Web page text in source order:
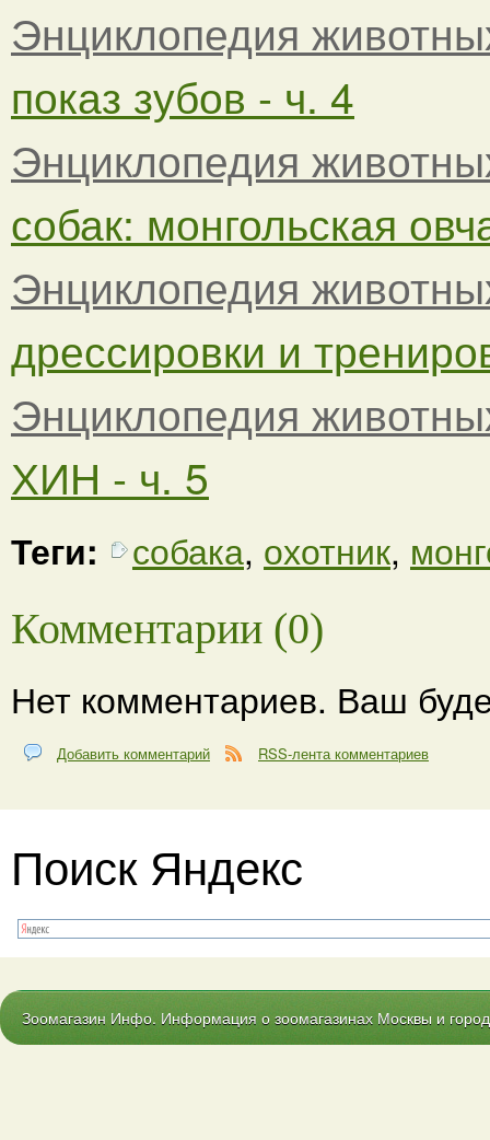
Энциклопедия
показ зубов - ч. 4
Энциклопедия
собак: монгольская
Энциклопедия
дрессировки и
Энциклопедия
ХИН - ч. 5
Теги: собака, охотник,
Комментарии (0)
Нет комментариев. Ваш
Добавить комментарий RSS-лента комментариев
Поиск Яндекс
Зоомагазин Инфо. Информация о зоомагазинах Москвы и